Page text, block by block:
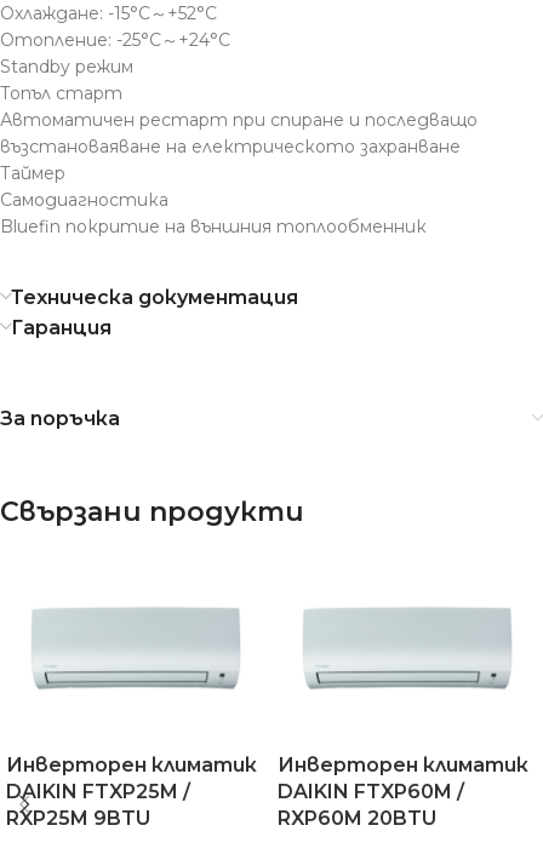
Охлаждане: -15°C～+52°С
Отопление: -25°C～+24°C
Standby режим
Топъл старт
Автоматичен рестарт при спиране и последващо
възстановаяване на електрическото захранване
Таймер
Самодиагностика
Bluefin покритие на външния топлообменник
Техническа документация
Гаранция
За поръчка
Свързани продукти
Инверторен климатик
DAIKIN FTXP25M /
RXP25M 9BTU
Инверторен климатик
DAIKIN FTXP60M /
RXP60M 20BTU